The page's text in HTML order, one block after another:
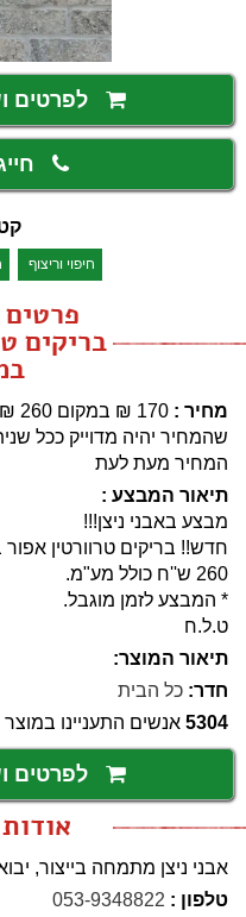
לפרטים
חיפוי וריצוף
פרטים
בריקים
מחיר : 170
₪ במקום 260 ‏₪ (35% הנחה)
שהמחיר יהיה מדוייק ככל
המחיר מעת לעת
תיאור המבצע :
מבצע באבני ניצן!!!
260 ש''ח כולל מע"מ.
* המבצע לזמן מוגבל.
ט.ל.ח
תיאור המוצר:
חדר: כל הבית
5304 אנשים התעניינו במוצר
לפרטים
אבני ניצן מתמחה בייצור,
טלפון : 053-9348822